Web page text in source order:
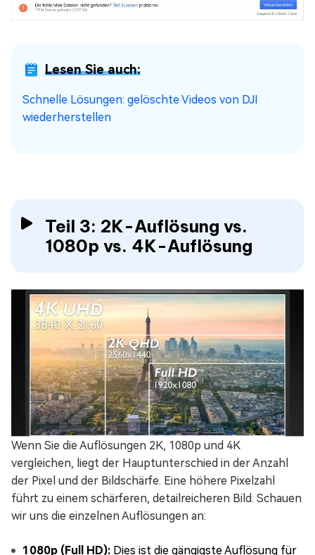
Lesen Sie auch:
Schnelle Lösungen: gelöschte Videos von DJI
wiederherstellen
Teil 3: 2K-Auflösung vs.
1080p vs. 4K-Auflösung
Wenn Sie die Auflösungen 2K, 1080p und 4K
vergleichen, liegt der Hauptunterschied in der Anzahl
der Pixel und der Bildschärfe. Eine höhere Pixelzahl
führt zu einem schärferen, detailreicheren Bild. Schauen
wir uns die einzelnen Auflösungen an:
1080p (Full HD): Dies ist die gängigste Auflösung für